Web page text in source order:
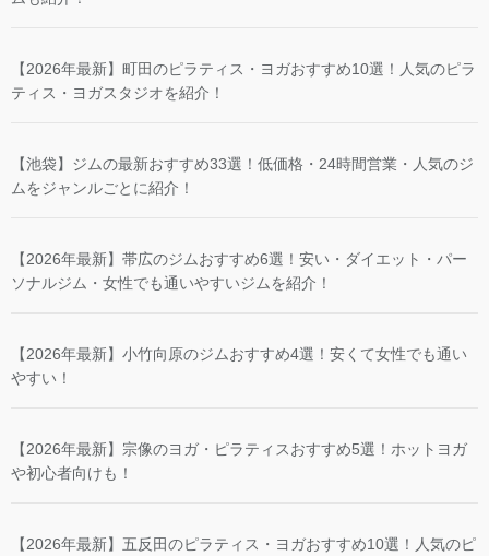
【2026年最新】町田のピラティス・ヨガおすすめ10選！人気のピラ
ティス・ヨガスタジオを紹介！
【池袋】ジムの最新おすすめ33選！低価格・24時間営業・人気のジ
ムをジャンルごとに紹介！
【2026年最新】帯広のジムおすすめ6選！安い・ダイエット・パー
ソナルジム・女性でも通いやすいジムを紹介！
【2026年最新】小竹向原のジムおすすめ4選！安くて女性でも通い
やすい！
【2026年最新】宗像のヨガ・ピラティスおすすめ5選！ホットヨガ
や初心者向けも！
【2026年最新】五反田のピラティス・ヨガおすすめ10選！人気のピ